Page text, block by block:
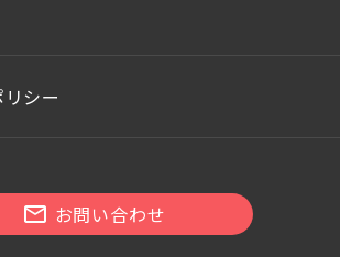
シー
お問い合わせ